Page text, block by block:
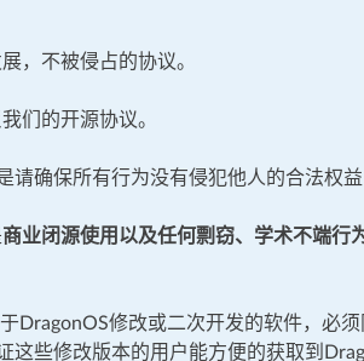
，不被侵占的协议。
们的开源协议。
确保所有行为没有侵犯他人的合法权益
商业闭源使用以及任何剽窃、学术不端行
DragonOS修改或二次开发的软件，必
些修改版本的用户能方便的获取到